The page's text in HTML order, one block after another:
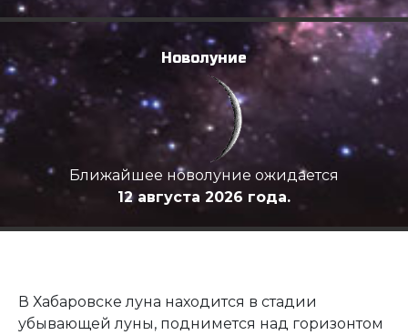
Новолуние
Ближайшее новолуние ожидается
12 августа 2026 года.
В Хабаровске луна находится в стадии
убывающей луны, поднимется над горизонтом